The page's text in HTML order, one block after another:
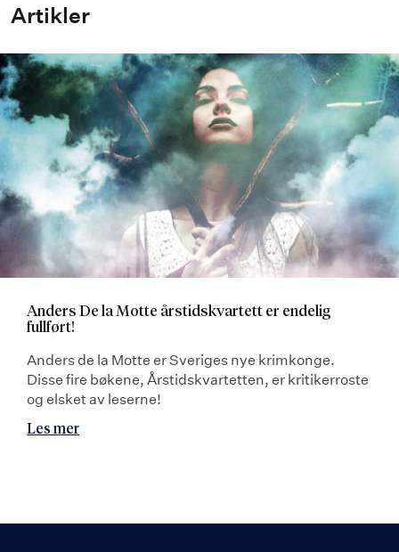
Artikler
Anders De la Motte årstidskvartett er endelig
fullført!
Anders de la Motte er Sveriges nye krimkonge.
Disse fire bøkene, Årstidskvartetten, er kritikerroste
og elsket av leserne!
Les mer